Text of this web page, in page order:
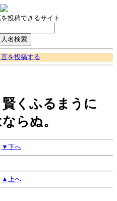
投稿できるサイト
を投稿する
くふるまうに
らぬ。
▼下へ
▲上へ